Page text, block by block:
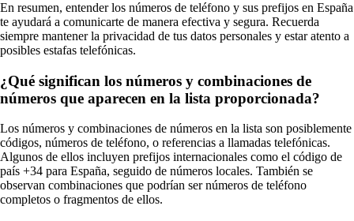
En resumen, entender los números de teléfono y sus prefijos en España
te ayudará a comunicarte de manera efectiva y segura. Recuerda
siempre mantener la privacidad de tus datos personales y estar atento a
posibles estafas telefónicas.
¿Qué significan los números y combinaciones de
números que aparecen en la lista proporcionada?
Los números y combinaciones de números en la lista son posiblemente
códigos, números de teléfono, o referencias a llamadas telefónicas.
Algunos de ellos incluyen prefijos internacionales como el código de
país +34 para España, seguido de números locales. También se
observan combinaciones que podrían ser números de teléfono
completos o fragmentos de ellos.